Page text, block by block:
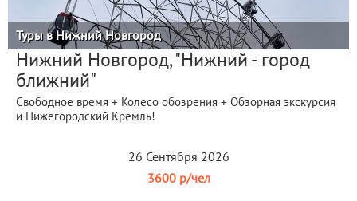
Туры в Нижний Новгород
Нижний Новгород, "Нижний - город
ближний"
Свободное время + Колесо обозрения + Обзорная экскурсия
и Нижегородский Кремль!
26 Сентября 2026
3600 р/чел